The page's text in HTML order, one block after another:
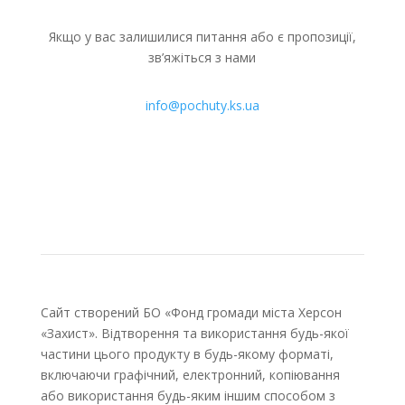
Якщо у вас залишилися питання або є пропозиції,
зв’яжіться з нами
info@pochuty.ks.ua
Сайт створений БО «Фонд громади міста Херсон
«Захист». Відтворення та використання будь-якої
частини цього продукту в будь-якому форматі,
включаючи графічний, електронний, копіювання
або використання будь-яким іншим способом з